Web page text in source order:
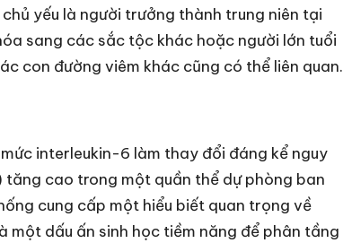
yếu là người trưởng thành trung niên tại
sang các sắc tộc khác hoặc người lớn tuổi
con đường viêm khác cũng có thể liên quan.
interleukin-6 làm thay đổi đáng kể nguy
cao trong một quần thể dự phòng ban
cung cấp một hiểu biết quan trọng về
dấu ấn sinh học tiềm năng để phân tầng